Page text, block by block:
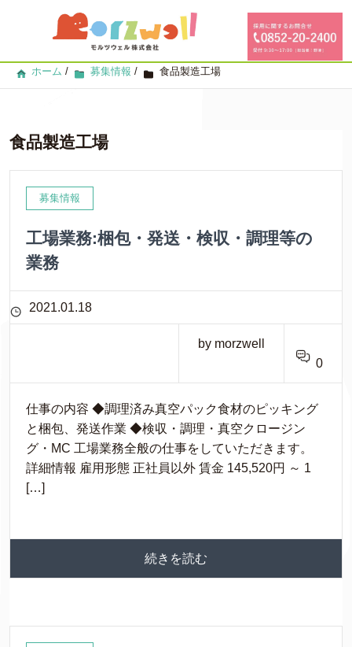
ホーム / 募集情報 / 食品製造工場
食品製造工場
募集情報
工場業務:梱包・発送・検収・調理等の
業務
2021.01.18
by morzwell
0
仕事の内容 ◆調理済み真空パック食材のピッキング
と梱包、発送作業 ◆検収・調理・真空クロージン
グ・MC 工場業務全般の仕事をしていただきます。
詳細情報 雇用形態 正社員以外 賃金 145,520円 ～ 1
[…]
続きを読む